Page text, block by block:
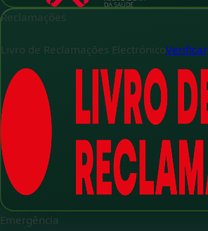
Reclamações
Livro de Reclamações ElectrónicoVerificar
Emergência